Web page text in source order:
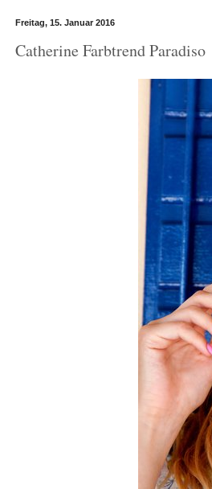
Freitag, 15. Januar 2016
Catherine Farbtrend Paradiso